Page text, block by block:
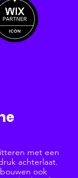
met een
achterlaat.
ook